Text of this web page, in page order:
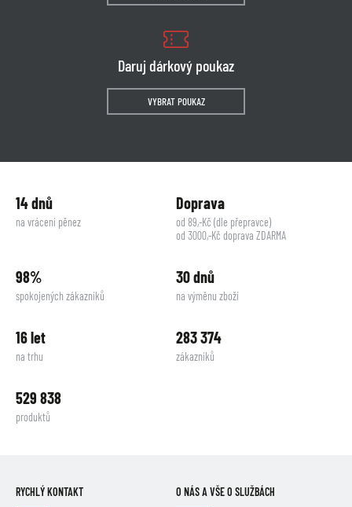
Daruj dárkový poukaz
VYBRAT POUKAZ
14 dnů
na vrácení pěnez
Doprava
od 89,-Kč (dle přepravce)
od 3000,-Kč doprava ZDARMA
98%
spokojených zákazníků
30 dnů
na výměnu zboží
16 let
na trhu
283 374
zákazníků
529 838
produktů
RYCHLÝ KONTAKT O NÁS A VŠE O SLUŽBÁCH